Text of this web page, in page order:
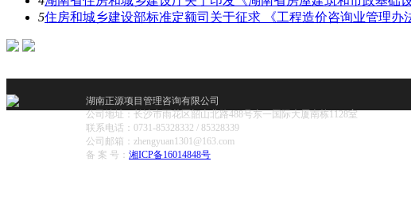
5住房和城乡建设部标准定额司关于征求 《工程造价咨询业管理办
湖南正源项目管理咨询有限公司
公司地址：长沙市雨花区韶山北路488号东一国际大厦南栋1128室
联系电话：0731-85328332 / 85328339
公司邮箱：zhengyuan1301@163.com
备 案 号： 湘ICP备16014848号